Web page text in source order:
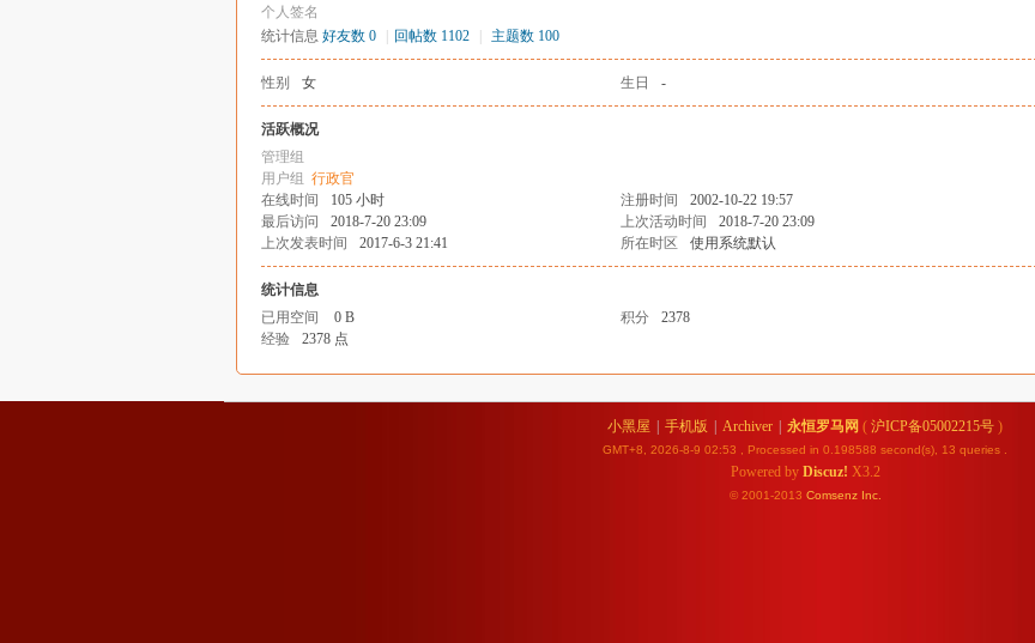
个人签名
统计信息 好友数 0 回帖数 1102 主题数 100
性别 女 生日 -
活跃概况
管理组
用户组 行政官
在线时间
105 小时 注册时间
2002-10-22 19:57
最后访问
2018-7-20 23:09 上次活动时间
2018-7-20 23:09
上次发表时间
2017-6-3 21:41 所在时区 使用系统默认
统计信息
已用空间
0 B 积分
2378
经验
2378 点
小黑屋 手机版 Archiver 永恒罗马网 ( 沪ICP备05002215号 )
GMT+8, 2026-8-9 02:53 , Processed in 0.198588 second(s), 13 queries .
Powered by Discuz! X3.2
© 2001-2013 Comsenz Inc.